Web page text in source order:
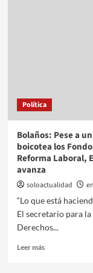
Política
Bolaños: Pese a
boicotea los
Reforma Laboral,
avanza
soloactualidad
“Lo que está
El secretario para
Derechos...
Leer más